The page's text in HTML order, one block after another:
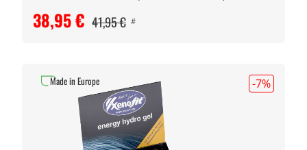
38,95 € 41,95 € #
-7%
Made in Europe